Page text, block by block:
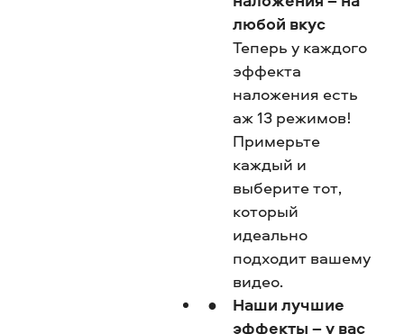
любой вкус
Теперь у каждого
эффекта
наложения есть
аж 13 режимов!
Примерьте
каждый и
выберите тот,
который
идеально
подходит вашему
видео.
Наши лучшие
эффекты – у вас